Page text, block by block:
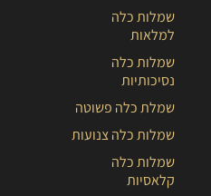
שמלות כלה
למלאות
שמלות כלה
נסיכותיות
שמלת כלה פשוטה
שמלות כלה צנועות
שמלות כלה
קלאסיות